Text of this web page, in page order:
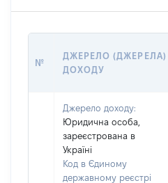
№
ДЖЕРЕЛО (ДЖЕРЕЛА)
ДОХОДУ
Джерело доходу:
Юридична особа,
зареєстрована в
Україні
Код в Єдиному
державному реєстрі